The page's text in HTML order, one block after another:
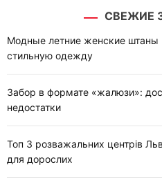
:
СВЕЖИЕ
Модные летние женские штаны
стильную одежду
Забор в формате «жалюзи»:
недостатки
Топ 3 розважальних центрів
для дорослих